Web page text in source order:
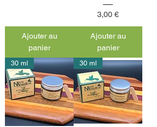
Ajouter au
panier
Prix
3,00 €
Ajouter au
panier
30 ml 30 ml